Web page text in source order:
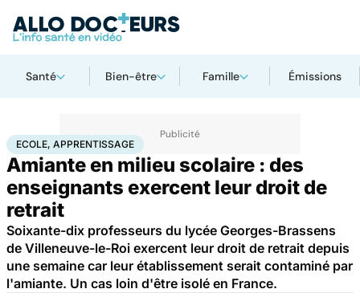
Santé Bien-être Famille Émissions
AccueilSantéEcole, apprentissage
ECOLE, APPRENTISSAGE
Amiante en milieu scolaire : des
enseignants exercent leur droit de
retrait
Soixante-dix professeurs du lycée Georges-Brassens
de Villeneuve-le-Roi exercent leur droit de retrait depuis
une semaine car leur établissement serait contaminé par
l'amiante. Un cas loin d'être isolé en France.